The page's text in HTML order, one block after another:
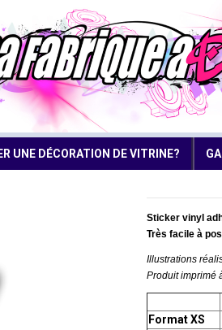
UNE DÉCORATION DE VITRINE?
Sticker vinyl
Très facile à
Illustrations
Produit imprimé
Format XS